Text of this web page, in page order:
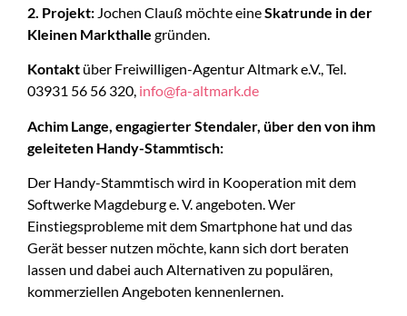
2. Projekt: Jochen Clauß möchte eineSkatrunde in der
Kleinen Markthalle gründen.
Kontakt über Freiwilligen-Agentur Altmark e.V., Tel.
03931 56 56 320, info@fa-altmark.de
Achim Lange, engagierter Stendaler, über den von ihm
geleiteten Handy-Stammtisch:
Der Handy-Stammtisch wird in Kooperation mit dem
Softwerke Magdeburg e. V. angeboten. Wer
Einstiegsprobleme mit dem Smartphone hat und das
Gerät besser nutzen möchte, kann sich dort beraten
lassen und dabei auch Alternativen zu populären,
kommerziellen Angeboten kennenlernen.